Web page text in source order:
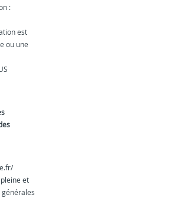
:
est
ou une
et